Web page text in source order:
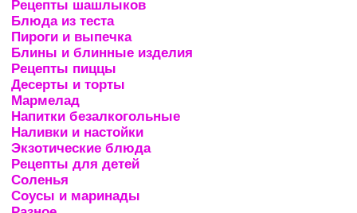
Рецепты шашлыков
Блюда из теста
Пироги и выпечка
Блины и блинные изделия
Рецепты пиццы
Десерты и торты
Мармелад
Напитки безалкогольные
Наливки и настойки
Экзотические блюда
Рецепты для детей
Соленья
Соусы и маринады